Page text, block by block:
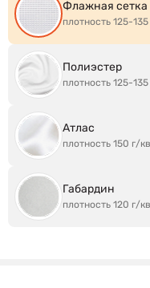
Флажная сетка
плотность 125-
Полиэстер
плотность 125-
Атлас
плотность 150 г/
Габардин
плотность 120 г/